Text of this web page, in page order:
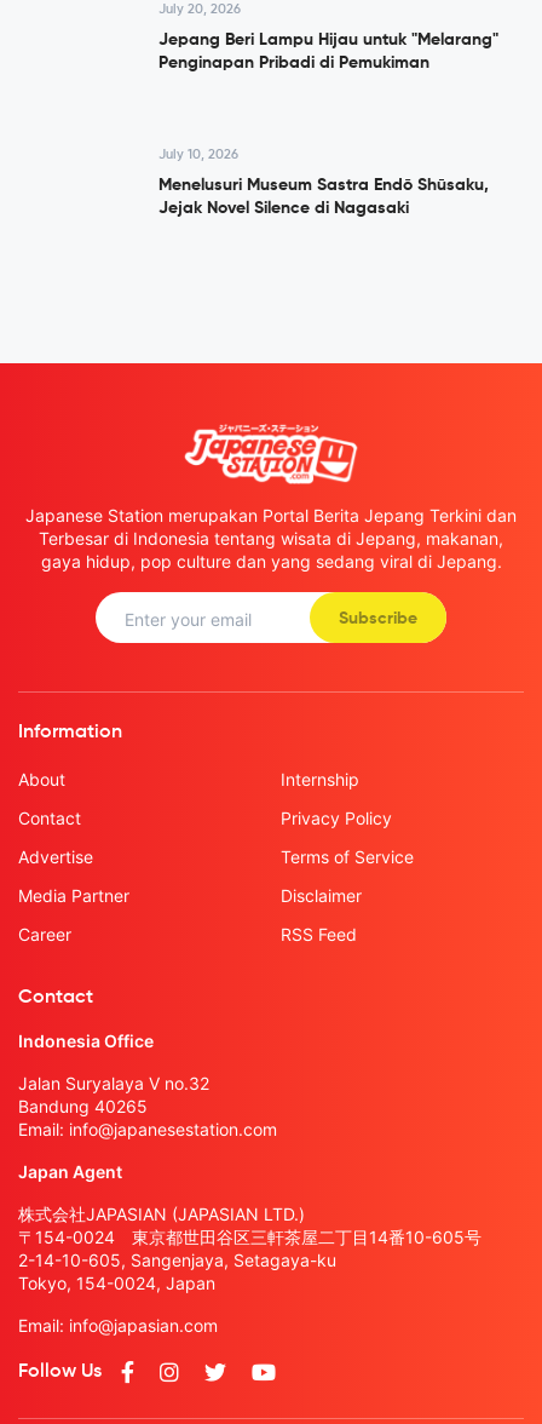
July 20, 2026
Jepang Beri Lampu Hijau untuk "Melarang"
Penginapan Pribadi di Pemukiman
July 10, 2026
Menelusuri Museum Sastra Endō Shūsaku,
Jejak Novel Silence di Nagasaki
Japanese Station merupakan Portal Berita Jepang Terkini dan
Terbesar di Indonesia tentang wisata di Jepang, makanan,
gaya hidup, pop culture dan yang sedang viral di Jepang.
Subscribe
Information
About
Contact
Advertise
Media Partner
Career
Internship
Privacy Policy
Terms of Service
Disclaimer
RSS Feed
Contact
Indonesia Office
Jalan Suryalaya V no.32
Bandung 40265
Email: info@japanesestation.com
Japan Agent
株式会社JAPASIAN (JAPASIAN LTD.)
〒154-0024 東京都世田谷区三軒茶屋二丁目14番10-605号
2-14-10-605, Sangenjaya, Setagaya-ku
Tokyo, 154-0024, Japan
Email: info@japasian.com
Follow Us